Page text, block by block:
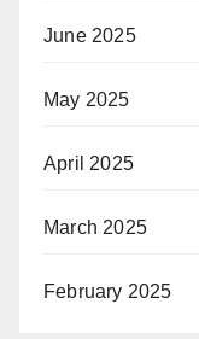
June 2025
May 2025
April 2025
March 2025
February 2025